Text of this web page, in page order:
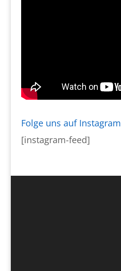
Folge uns auf Instagram
[instagram-feed]